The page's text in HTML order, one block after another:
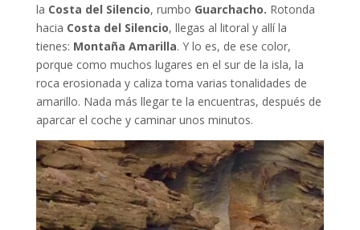
la Costa del Silencio, rumbo Guarchacho. Rotonda
hacia Costa del Silencio, llegas al litoral y allí la
tienes: Montaña Amarilla. Y lo es, de ese color,
porque como muchos lugares en el sur de la isla, la
roca erosionada y caliza toma varias tonalidades de
amarillo. Nada más llegar te la encuentras, después de
aparcar el coche y caminar unos minutos.